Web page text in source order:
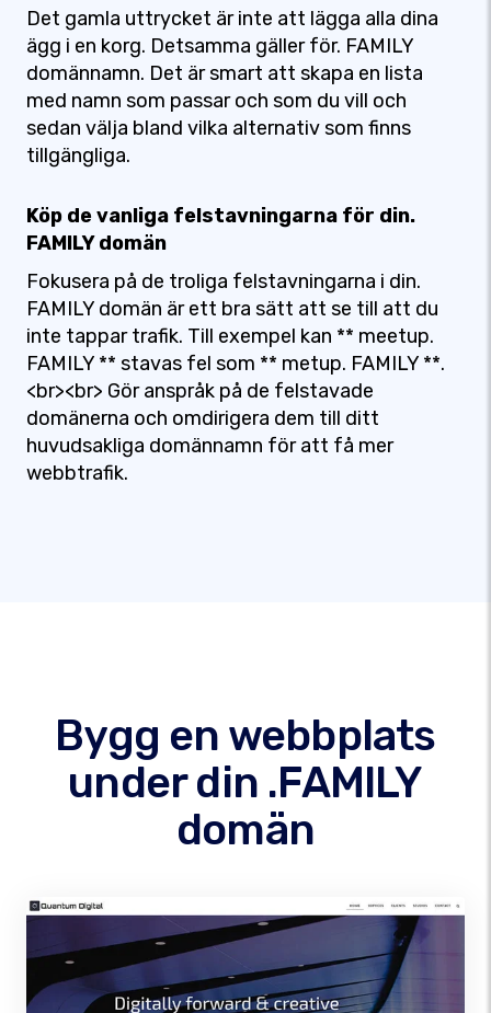
Det gamla uttrycket är inte att lägga alla dina
ägg i en korg. Detsamma gäller för. FAMILY
domännamn. Det är smart att skapa en lista
med namn som passar och som du vill och
sedan välja bland vilka alternativ som finns
tillgängliga.
Köp de vanliga felstavningarna för din.
FAMILY domän
Fokusera på de troliga felstavningarna i din.
FAMILY domän är ett bra sätt att se till att du
inte tappar trafik. Till exempel kan ** meetup.
FAMILY ** stavas fel som ** metup. FAMILY **.
<br><br> Gör anspråk på de felstavade
domänerna och omdirigera dem till ditt
huvudsakliga domännamn för att få mer
webbtrafik.
Bygg en webbplats
under din .FAMILY
domän